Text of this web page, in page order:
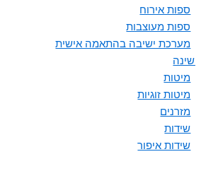
ספות אירוח
ספות מעוצבות
מערכת ישיבה בהתאמה אישית
שינה
מיטות
מיטות זוגיות
מזרנים
שידות
שידות איפור